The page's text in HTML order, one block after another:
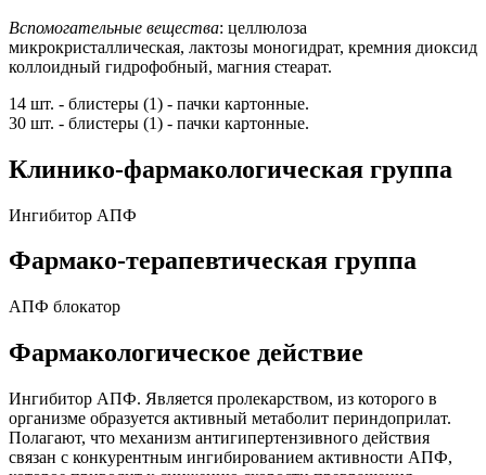
Вспомогательные вещества: целлюлоза
микрокристаллическая, лактозы моногидрат, кремния диоксид
коллоидный гидрофобный, магния стеарат.
14 шт. - блистеры (1) - пачки картонные.
30 шт. - блистеры (1) - пачки картонные.
Клинико-фармакологическая группа
Ингибитор АПФ
Фармако-терапевтическая группа
АПФ блокатор
Фармакологическое действие
Ингибитор АПФ. Является пролекарством, из которого в
организме образуется активный метаболит периндоприлат.
Полагают, что механизм антигипертензивного действия
связан с конкурентным ингибированием активности АПФ,